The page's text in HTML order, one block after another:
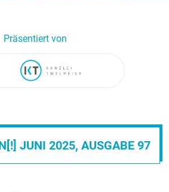
Präsentiert von
JUNI 2025, AUSGABE 97